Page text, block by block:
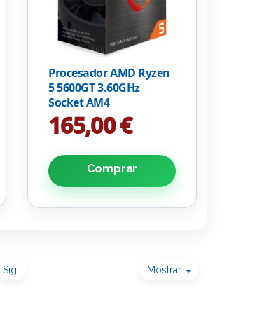
Procesador AMD Ryzen
5 5600GT 3.60GHz
Socket AM4
165,00 €
Comprar
Sig. Mostrar